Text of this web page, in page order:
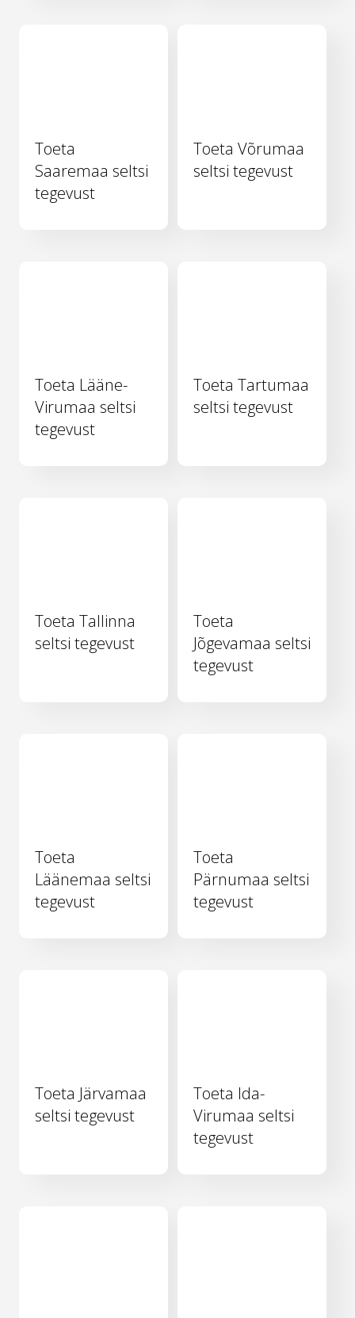
Toeta
Saaremaa seltsi
tegevust
Toeta Võrumaa
seltsi tegevust
Toeta Lääne-
Virumaa seltsi
tegevust
Toeta Tartumaa
seltsi tegevust
Toeta Tallinna
seltsi tegevust
Toeta
Jõgevamaa seltsi
tegevust
Toeta
Läänemaa seltsi
tegevust
Toeta
Pärnumaa seltsi
tegevust
Toeta Järvamaa
seltsi tegevust
Toeta Ida-
Virumaa seltsi
tegevust